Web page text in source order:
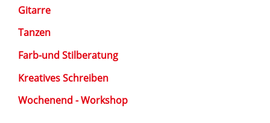
Gitarre
Tanzen
Farb-und Stilberatung
Kreatives Schreiben
Wochenend - Workshop